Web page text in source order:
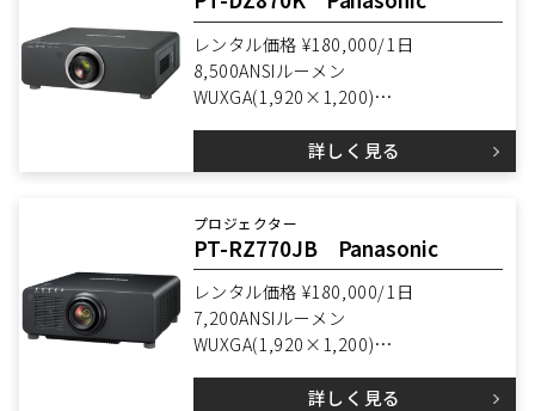
レンタル価格 ¥180,000/1日
8,500ANSIルーメン
WUXGA(1,920×1,200)
詳しく見る
プロジェクター
PT-RZ770JB Panasonic
レンタル価格 ¥180,000/1日
7,200ANSIルーメン
WUXGA(1,920×1,200)
詳しく見る